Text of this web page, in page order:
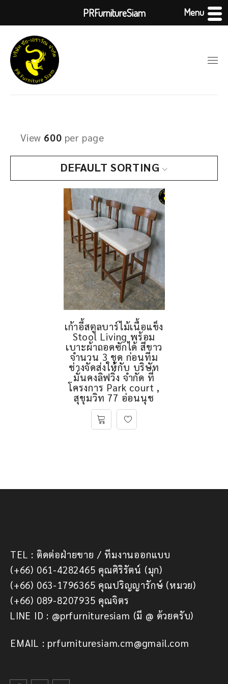
DEFAULT SORTING
View 600 per page
เก้าอี้สตูลบาร์ไม้เนื้อแข็ง
Stool Living พร้อม
เบาะผ้าถอดซักได้ สีขาว
จำนวน 3 ชุด ก่อนทีม
ช่างจัดส่งให้กับ บริษัท
มั่นคงลิฟวิ่ง จำกัด ที่
โครงการ Park court ,
สุขุมวิท 77 อ่อนนุช
TEL : ติดต่อฝ่ายขาย / ทีมงานออกแบบ
(+66) 061-4282465 คุณศิริรัตน์ (มุก)
(+66) 063-1796365 คุณปริญญารักษ์ (หมวย)
(+66) 089-8207935 คุณจิตร
LINE ID : @prfurnituresiam (มี @ ด้วยครับ)
EMAIL : prfurnituresiam.cm@gmail.com
PRFurnitureSiam Menu